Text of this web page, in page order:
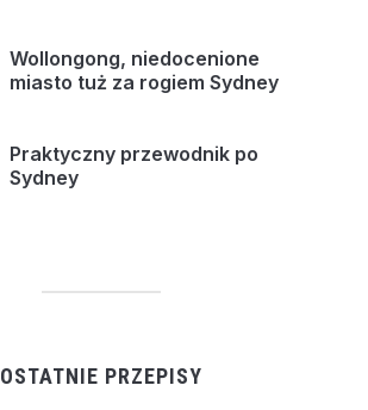
Wollongong, niedocenione
miasto tuż za rogiem Sydney
Praktyczny przewodnik po
Sydney
OSTATNIE PRZEPISY